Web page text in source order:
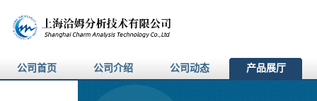
公司首页 公司介绍 公司动态 产品展厅